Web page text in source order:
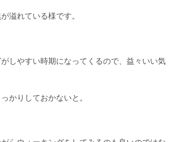
溢れている様です。
しやすい時期になってくるので、益々いい気
かりしておかないと。